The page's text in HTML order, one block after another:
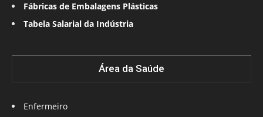
Fábricas de Embalagens Plásticas
Tabela Salarial da Indústria
Área da Saúde
Enfermeiro